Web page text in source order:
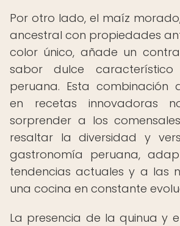
Por otro lado, el maíz
ancestral con propiedades
color único, añade un
sabor dulce
peruana. Esta combinación
en recetas innovadoras
sorprender a los
resaltar la diversidad y
gastronomía peruana,
tendencias actuales y a las
una cocina en constante
La presencia de la quinua y